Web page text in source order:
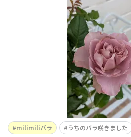
てもパーゴラのベンチでバラを
は1番花が終わって大きい鉢に植
コだけ今も咲いてるので、2番花
ます😉mahalo♡
milimiliバラ うちのバラ咲きました